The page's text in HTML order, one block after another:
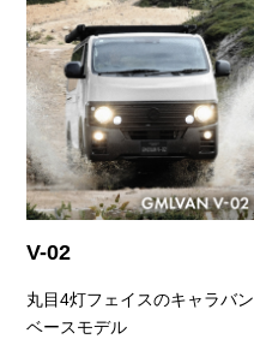
V-02
丸目4灯フェイスのキャラバン
ベースモデル